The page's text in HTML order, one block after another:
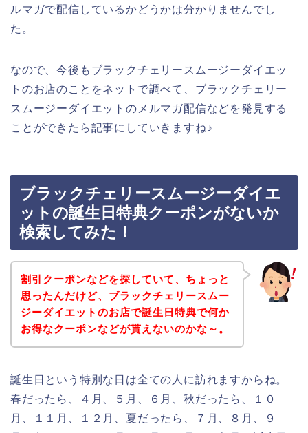
ルマガで配信しているかどうかは分かりませんでし
た。
なので、今後もブラックチェリースムージーダイエッ
トのお店のことをネットで調べて、ブラックチェリー
スムージーダイエットのメルマガ配信などを発見する
ことができたら記事にしていきますね♪
ブラックチェリースムージーダイエ
ットの誕生日特典クーポンがないか
検索してみた！
割引クーポンなどを探していて、ちょっと
思ったんだけど、ブラックチェリースムー
ジーダイエットのお店で誕生日特典で何か
お得なクーポンなどが貰えないのかな～。
誕生日という特別な日は全ての人に訪れますからね。
春だったら、４月、５月、６月、秋だったら、１０
月、１１月、１２月、夏だったら、７月、８月、９